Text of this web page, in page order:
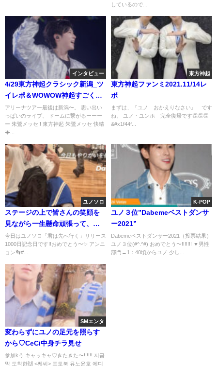
しているので...
インタビュー
4/29東方神起クラシック新潟_ツ
イレポ＆WOWOW神起すごく良
かった。
アリーナツアー最後は新潟〜。 思い出い
っぱいのライブ、 ドームに繋がるーーー
ー 朱鷺メッセ!! 東方神起 朱鷺メッセ 快晴
☀...
東方神起
東方神起ファンミ2021.11/14レ
ポ
まずは、『ユノ おかえりなさい』 です
ね。 ユノ・ユンホ 完全復帰です👏👏👏
&#x1f44f...
ユノソロ
ステージの上で皆さんの笑顔を
見ながら一生懸命頑張って、一
緒に楽しむのがすごく”しあわせ
な瞬間”かな〜と思います。byユ
ノ♡
今日はユノソロ「君は先へ行く」リリース
1000日記念日です!!おめでとう〜✨️ アンニ
ョン👣#...
K-POP
ユノ３位”Dabemeベストダンサ
ー2021”
Dabemeベストダンサー2021（投票結果）
ユノ３位(#^.^#) おめでとう〜!!!!!!! ▼男性
部門→1：40頃からユノ 少し...
SMエンタ
変わらずにユノの足元を照らす
から♡CeCi中身チラ見せ
参加kう キャッキャ♡きたきた〜!!!!!! 지금
막 도착한🙌 <쎄씨> 포토북 유노윤호 에디